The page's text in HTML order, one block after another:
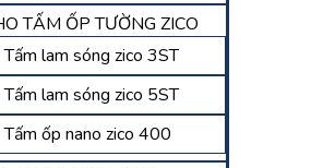
TẤM ỐP TƯỜNG ZICO
Tấm lam sóng zico 3ST
Tấm lam sóng zico 5ST
Tấm ốp nano zico 400